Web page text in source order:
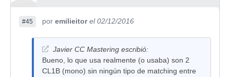
#45 por emilieitor el 02/12/2016
Javier CC Mastering escribió:
Bueno, lo que usa realmente (o usaba) son 2
CL1B (mono) sin ningún tipo de matching entre